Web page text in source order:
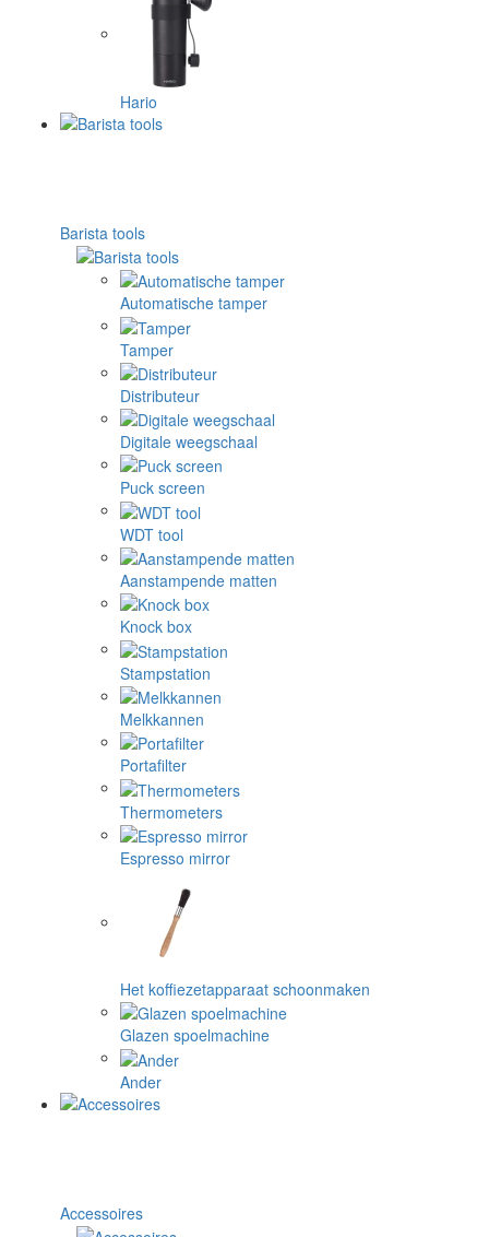
Hario
Barista tools
Automatische tamper
Tamper
Distributeur
Digitale weegschaal
Puck screen
WDT tool
Aanstampende matten
Knock box
Stampstation
Melkkannen
Portafilter
Thermometers
Espresso mirror
Het koffiezetapparaat schoonmaken
Glazen spoelmachine
Ander
Accessoires